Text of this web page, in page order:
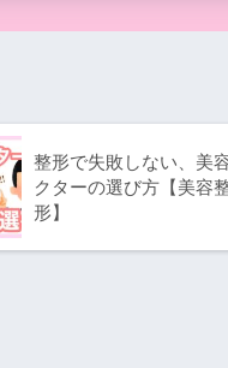
整形で失敗しない、美
クターの選び方【美容
形】